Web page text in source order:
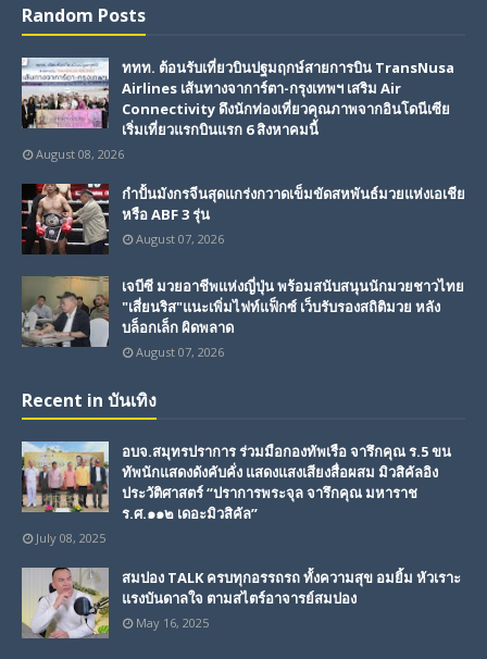
Random Posts
ททท. ต้อนรับเที่ยวบินปฐมฤกษ์สายการบิน TransNusa
Airlines เส้นทางจาการ์ตา-กรุงเทพฯ เสริม Air
Connectivity ดึงนักท่องเที่ยวคุณภาพจากอินโดนีเซีย
เริ่มเที่ยวแรกบินแรก 6 สิงหาคมนี้
August 08, 2026
กำปั้นมังกรจีนสุดแกร่งกวาดเข็มขัดสหพันธ์มวยแห่งเอเชีย
หรือ ABF 3 รุ่น
August 07, 2026
เจบีซี มวยอาชีพแห่งญี่ปุ่น พร้อมสนับสนุนนักมวยชาวไทย
"เสี่ยนริส"แนะเพิ่มไฟท์แฟ็กซ์ เว็บรับรองสถิติมวย หลัง
บล็อกเล็ก ผิดพลาด
August 07, 2026
Recent in บันเทิง
อบจ.สมุทรปราการ ร่วมมือกองทัพเรือ จารึกคุณ ร.5 ขน
ทัพนักแสดงดังคับคั่ง แสดงแสงเสียงสื่อผสม มิวสิคัลอิง
ประวัติศาสตร์ “ปราการพระจุล จารึกคุณ มหาราช
ร.ศ.๑๑๒ เดอะมิวสิคัล”
July 08, 2025
สมปอง TALK ครบทุกอรรถรถ ทั้งความสุข อมยิ้ม หัวเราะ
แรงบันดาลใจ ตามสไตร์อาจารย์สมปอง
May 16, 2025